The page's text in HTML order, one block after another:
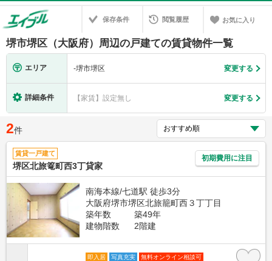
保存条件 閲覧履歴 お気に入り
堺市堺区（大阪府）周辺の戸建ての賃貸物件一覧
エリア -堺市堺区 変更する
詳細条件 【家賃】設定無し 変更する
2件
賃貸一戸建て
堺区北旅篭町西3丁貸家
初期費用に注目
南海本線/七道駅 徒歩3分
大阪府堺市堺区北旅籠町西３丁丁目
築年数
築49年
建物階数
2階建
即入居 写真充実 無料オンライン相談可